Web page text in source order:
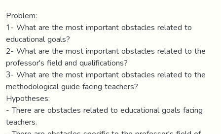
Problem:
1- What are the most important obstacles related to
educational goals?
2- What are the most important obstacles related to the
professor's field and qualifications?
3- What are the most important obstacles related to the
methodological guide facing teachers?
Hypotheses:
- There are obstacles related to educational goals facing
teachers.